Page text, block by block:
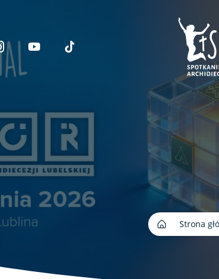
sie w nowej karcie
Link otwiera sie w nowej karcie
Link otwiera sie w nowej karcie
Link otwiera sie w nowej
Strona